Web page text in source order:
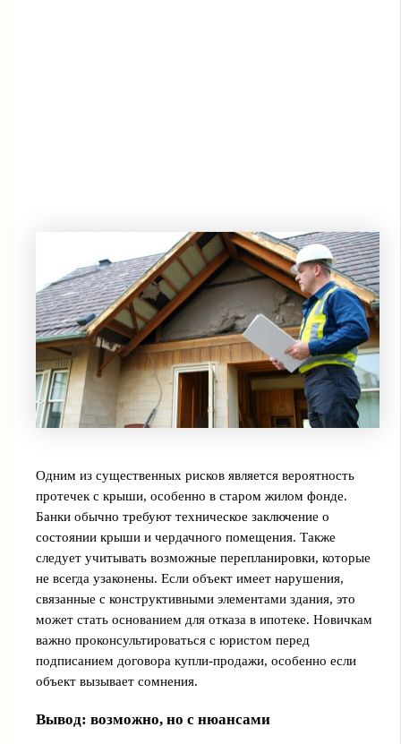
Одним из существенных рисков является вероятность
протечек с крыши, особенно в старом жилом фонде.
Банки обычно требуют техническое заключение о
состоянии крыши и чердачного помещения. Также
следует учитывать возможные перепланировки, которые
не всегда узаконены. Если объект имеет нарушения,
связанные с конструктивными элементами здания, это
может стать основанием для отказа в ипотеке. Новичкам
важно проконсультироваться с юристом перед
подписанием договора купли-продажи, особенно если
объект вызывает сомнения.
Вывод: возможно, но с нюансами